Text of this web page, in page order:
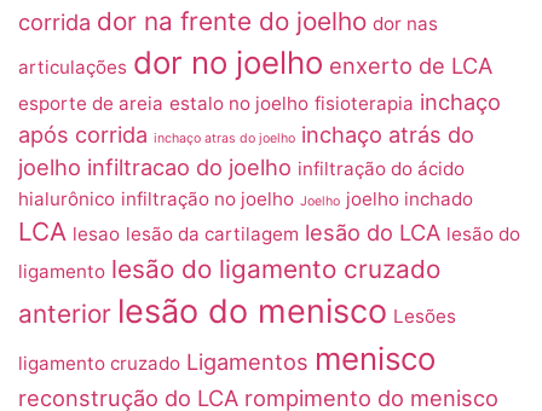
corrida dor na frente do joelho dor nas
articulações dor no joelho enxerto de LCA
esporte de areia estalo no joelho fisioterapia inchaço
após corrida inchaço atras do joelho inchaço atrás do
joelho infiltracao do joelho infiltração do ácido
hialurônico infiltração no joelho Joelho joelho inchado
LCA lesao lesão da cartilagem lesão do LCA lesão do
ligamento lesão do ligamento cruzado
anterior lesão do menisco Lesões
ligamento cruzado Ligamentos menisco
reconstrução do LCA rompimento do menisco